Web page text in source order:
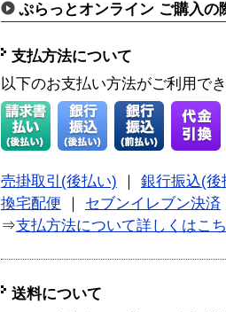
ぷらっとオンライン ご購入の
支払方法について
以下のお支払い方法がご利用で
売掛取引(後払い)
銀行振込(後
換宅配便
セブンイレブン決済
⇒支払方法について詳しくはこ
送料について